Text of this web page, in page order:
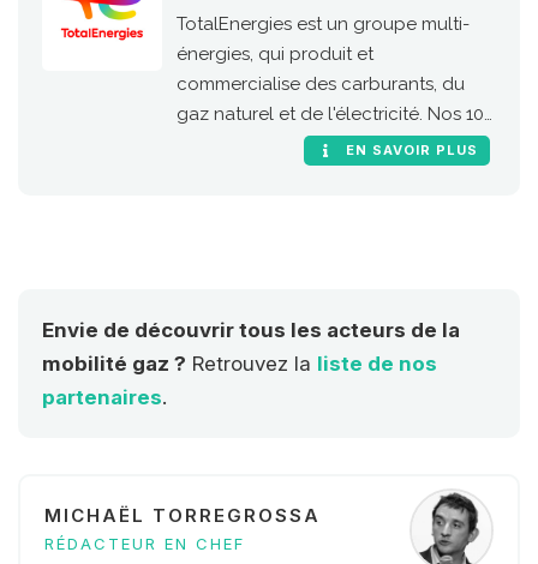
TotalEnergies est un groupe multi-
énergies, qui produit et
commercialise des carburants, du
gaz naturel et de l'électricité. Nos 100
000 collaborateurs s’engagent pour
l'énergie responsable.
EN SAVOIR PLUS
Envie de découvrir tous les acteurs de la
mobilité gaz ? Retrouvez la liste de nos
partenaires.
MICHAËL TORREGROSSA
RÉDACTEUR EN CHEF